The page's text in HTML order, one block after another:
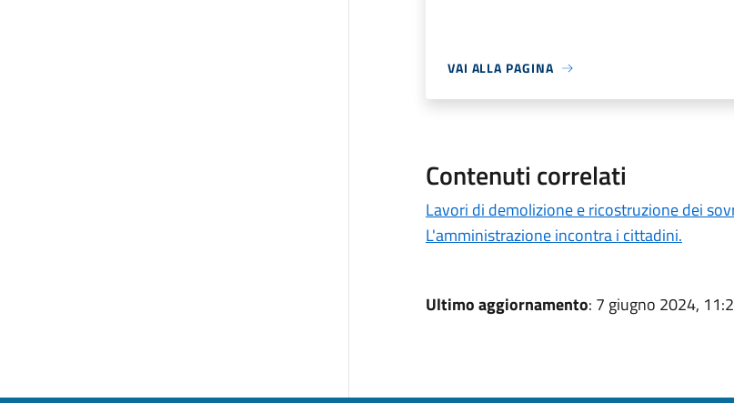
VAI ALLA PAGINA
Contenuti correlati
Lavori di demolizione e ricostruzione dei
L'amministrazione incontra i cittadini.
Ultimo aggiornamento: 7 giugno 2024,